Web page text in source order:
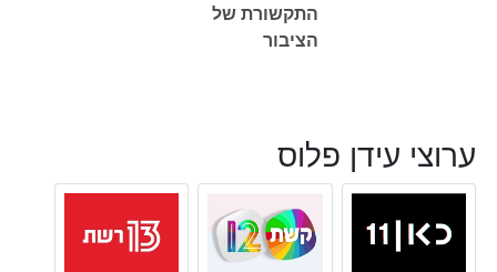
התקשורת של
הציבור
ערוצי עידן פלוס